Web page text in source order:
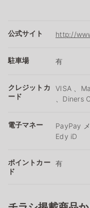
公式サイト http://
駐車場 有
クレジットカ
ード
VISA 、
、Diners
電子マネー
PayPay
Edy iD
ポイントカー
ド
有